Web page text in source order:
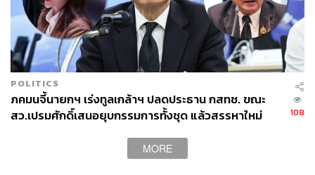
POLITICS
ภคมนจี้นายกฯ เร่งทูลเกล้าฯ ปลดประธาน กสทช. ขณะ
สว.เปรมศักดิ์เสนอยุบกรรมการทั้งชุด แล้วสรรหาใหม่
108
MORE